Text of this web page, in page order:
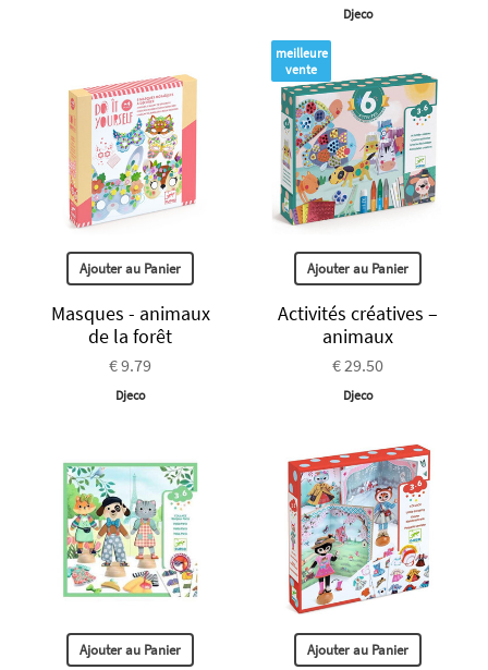
Djeco
Ajouter au Panier
Masques - animaux
de la forêt
€ 9.79
Djeco
meilleure
vente
Ajouter au Panier
Activités créatives –
animaux
€ 29.50
Djeco
Ajouter au Panier Ajouter au Panier